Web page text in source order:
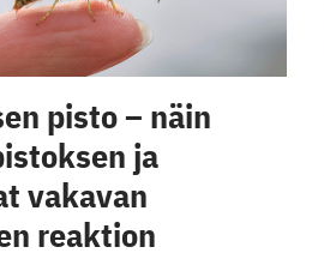
pisto – näin
ja
vakavan
reaktion